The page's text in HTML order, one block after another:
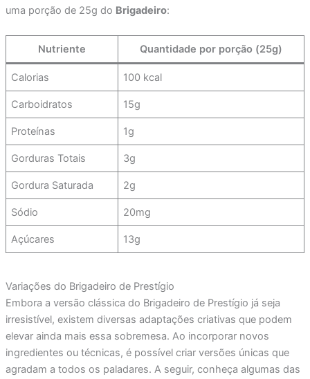
uma porção de 25g do Brigadeiro:
Nutriente Quantidade por porção (25g)
Calorias 100 kcal
Carboidratos 15g
Proteínas 1g
Gorduras Totais 3g
Gordura Saturada 2g
Sódio 20mg
Açúcares 13g
Variações do Brigadeiro de Prestígio
Embora a versão clássica do Brigadeiro de Prestígio já seja
irresistível, existem diversas adaptações criativas que podem
elevar ainda mais essa sobremesa. Ao incorporar novos
ingredientes ou técnicas, é possível criar versões únicas que
agradam a todos os paladares. A seguir, conheça algumas das